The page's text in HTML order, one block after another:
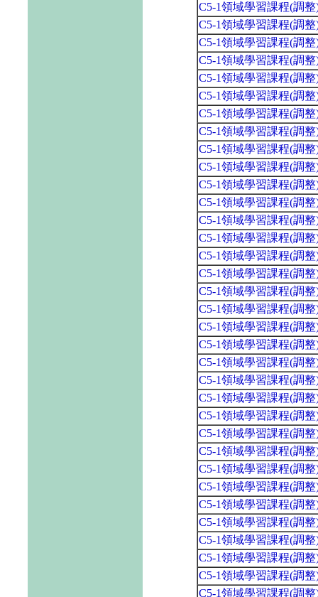
C5-1領域學習課程(調
C5-1領域學習課程(調
C5-1領域學習課程(調
C5-1領域學習課程(調
C5-1領域學習課程(調
C5-1領域學習課程(調
C5-1領域學習課程(調
C5-1領域學習課程(調
C5-1領域學習課程(調
C5-1領域學習課程(調
C5-1領域學習課程(調
C5-1領域學習課程(調
C5-1領域學習課程(調
C5-1領域學習課程(調
C5-1領域學習課程(調
C5-1領域學習課程(調
C5-1領域學習課程(調
C5-1領域學習課程(調
C5-1領域學習課程(調
C5-1領域學習課程(調
C5-1領域學習課程(調
C5-1領域學習課程(調
C5-1領域學習課程(調
C5-1領域學習課程(調
C5-1領域學習課程(調
C5-1領域學習課程(調
C5-1領域學習課程(調
C5-1領域學習課程(調
C5-1領域學習課程(調
C5-1領域學習課程(調
C5-1領域學習課程(調
C5-1領域學習課程(調
C5-1領域學習課程(調
C5-1領域學習課程(調